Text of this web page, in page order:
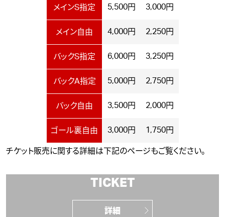
メインS指定 5,500円 3,000円
メイン自由 4,000円 2,250円
バックS指定 6,000円 3,250円
バックA指定 5,000円 2,750円
バック自由 3,500円 2,000円
ゴール裏自由 3,000円 1,750円
チケット販売に関する詳細は下記のページもご覧ください。
TICKET
詳細